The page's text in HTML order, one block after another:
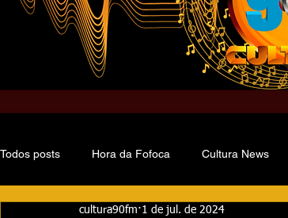
Todos posts Hora da Fofoca Cultura News
cultura90fm 1 de jul. de 2024